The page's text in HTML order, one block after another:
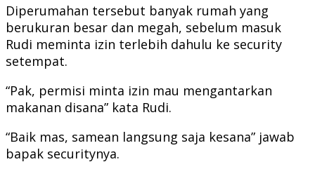
Diperumahan tersebut banyak rumah yang
berukuran besar dan megah, sebelum masuk
Rudi meminta izin terlebih dahulu ke security
setempat.
“Pak, permisi minta izin mau mengantarkan
makanan disana” kata Rudi.
“Baik mas, samean langsung saja kesana” jawab
bapak securitynya.